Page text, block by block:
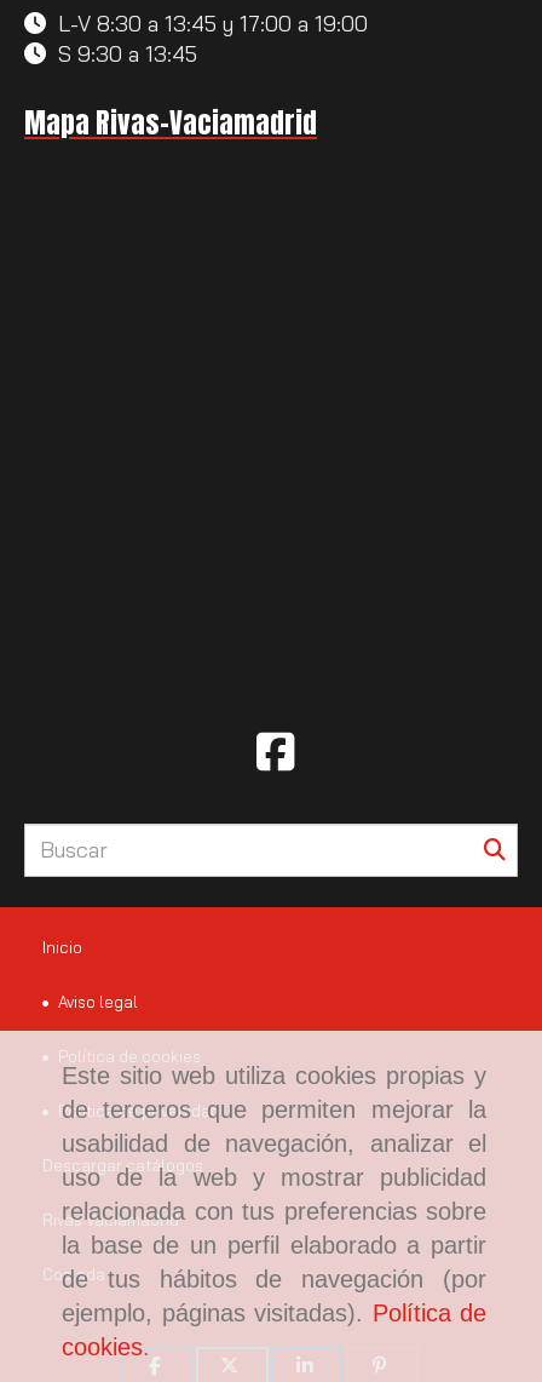
Este sitio web utiliza cookies propias y
de terceros que permiten mejorar la
usabilidad de navegación, analizar el
uso de la web y mostrar publicidad
relacionada con tus preferencias sobre
la base de un perfil elaborado a partir
de tus hábitos de navegación (por
ejemplo, páginas visitadas). Política de
cookies.
L-V 8:30 a 13:45 y 17:00 a 19:00
S 9:30 a 13:45
Mapa Rivas-Vaciamadrid
Inicio
Aviso legal
Política de cookies
Política de privacidad
Descargar catálogos
Rivas Vaciamadrid
Coslada